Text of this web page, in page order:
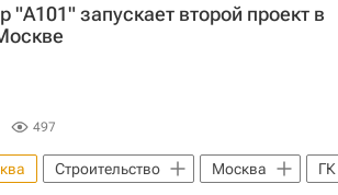
"А101" запускает второй проект в
497
Строительство Москва